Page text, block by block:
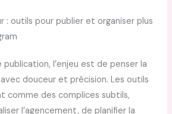
: outils pour publier et organiser plus
l’enjeu est de penser la
douceur et précision. Les outils
comme des complices subtils,
l’agencement, de planifier la